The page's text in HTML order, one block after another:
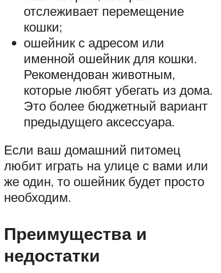
отслеживает перемещение
кошки;
ошейник с адресом или
именной ошейник для кошки.
Рекомендован животным,
которые любят убегать из дома.
Это более бюджетный вариант
предыдущего аксессуара.
Если ваш домашний питомец
любит играть на улице с вами или
же один, то ошейник будет просто
необходим.
Преимущества и
недостатки